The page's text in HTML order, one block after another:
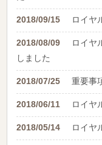
2018/09/15 ロイヤ
2018/08/09
ロイヤ
しました
2018/07/25 重要事
2018/06/11 ロイヤ
2018/05/14 ロイヤ